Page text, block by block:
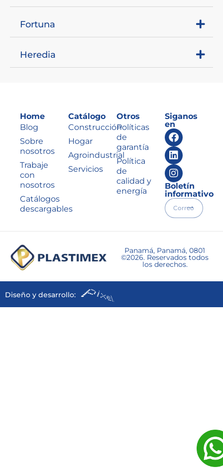
Fortuna
Heredia
Home
Blog
Sobre
nosotros
Trabaje
con
nosotros
Catálogos
descargables
Catálogo
Construcción
Hogar
Agroindustrial
Servicios
Otros
Políticas
de
garantía
Política
de
calidad y
energía
Siganos
en
Boletín
informativo
Panamá, Panamá, 0801
©2026. Reservados todos
los derechos.
Diseño y desarrollo: